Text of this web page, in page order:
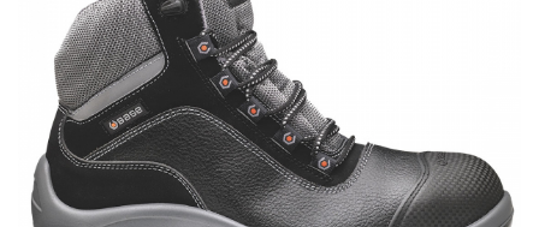
Accesorii drujbe
Drujbe electrice
Drujbe termice
Echipamente medicale
Echipamente PSI
Generatoare si unelte pentru